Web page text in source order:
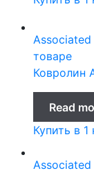
Associated
товаре
Ковролин
Read
Купить в 1
Associated